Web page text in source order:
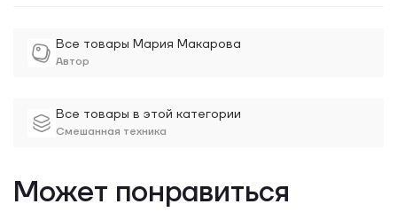
Все товары Мария Макарова
Автор
Все товары в этой категории
Смешанная техника
Может понравиться